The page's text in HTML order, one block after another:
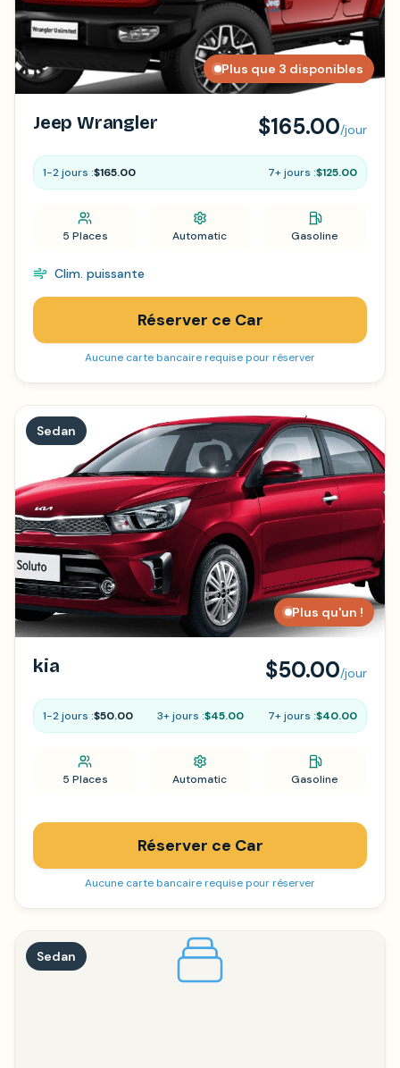
Plus que 3 disponibles
Jeep Wrangler $165.00/jour
1-2 jours :$165.00 7+ jours :$125.00
5 Places Automatic Gasoline
Clim. puissante
Réserver ce Car
Aucune carte bancaire requise pour réserver
Sedan
Plus qu'un !
kia $50.00/jour
1-2 jours :$50.00 3+ jours :$45.00 7+ jours :$40.00
5 Places Automatic Gasoline
Réserver ce Car
Aucune carte bancaire requise pour réserver
Sedan